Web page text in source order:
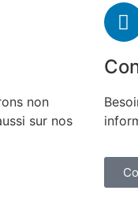
non
sur nos